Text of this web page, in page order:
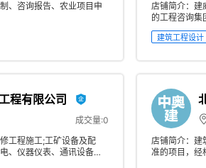
、咨询报告、农业项目申
店铺简介：建
的工程咨询集
了以工程咨询
招标代理、工
自成立以来，
高质量服务为
市政公用、公
息等国民经济
建筑工程设计
程有限公司
成交量:0
工程施工;工矿设备及配
、仪器仪表、通讯设备
店铺简介：建
准的项目，经